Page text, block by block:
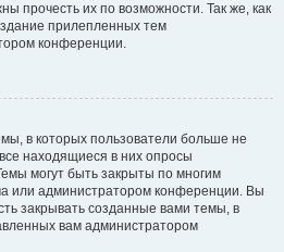
прочесть их по возможности. Так же, как
прилепленных тем
конференции.
в которых пользователи больше не
находящиеся в них опросы
могут быть закрыты по многим
или администратором конференции. Вы
закрывать созданные вами темы, в
вам администратором